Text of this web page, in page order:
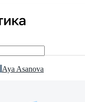
Aya Asanova